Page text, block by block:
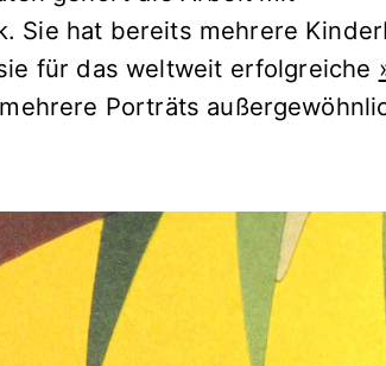
Sie hat bereits mehrere
für das weltweit erfolgreiche
mehrere Porträts